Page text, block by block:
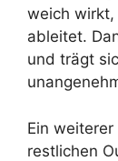
weich wirkt,
ableitet.
und trägt
Ein
restlichen